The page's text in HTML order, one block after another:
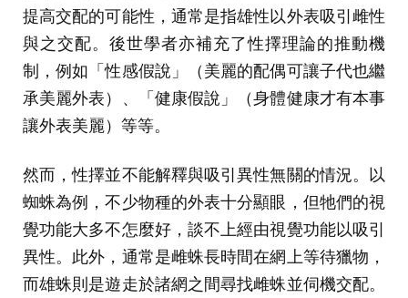
提高交配的可能性，通常是指雄性以外表吸引雌性
與之交配。後世學者亦補充了性擇理論的推動機
制，例如「性感假說」（美麗的配偶可讓子代也繼
承美麗外表）、「健康假說」（身體健康才有本事
讓外表美麗）等等。
然而，性擇並不能解釋與吸引異性無關的情況。以
蜘蛛為例，不少物種的外表十分顯眼，但牠們的視
覺功能大多不怎麼好，談不上經由視覺功能以吸引
異性。此外，通常是雌蛛長時間在網上等待獵物，
而雄蛛則是遊走於諸網之間尋找雌蛛並伺機交配。